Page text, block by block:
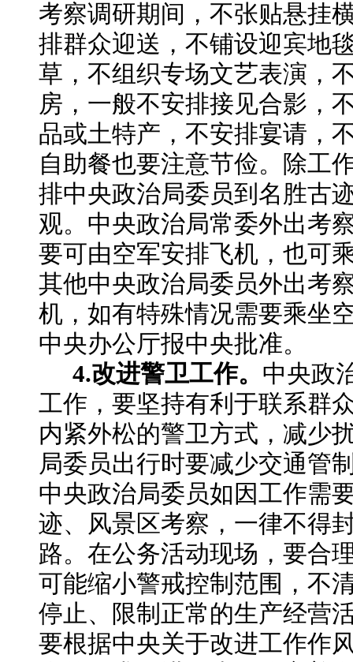
考察调研期间，不张贴悬挂
排群众迎送，不铺设迎宾地
草，不组织专场文艺表演，
房，一般不安排接见合影，
品或土特产，不安排宴请，
自助餐也要注意节俭。除工
排中央政治局委员到名胜古
观。中央政治局常委外出考
要可由空军安排飞机，也可
其他中央政治局委员外出考
机，如有特殊情况需要乘坐
中央办公厅报中央批准。
4.改进警卫工作。 中央政
工作，要坚持有利于联系群
内紧外松的警卫方式，减少
局委员出行时要减少交通管
中央政治局委员如因工作需
迹、风景区考察，一律不得
路。在公务活动现场，要合
可能缩小警戒控制范围，不
停止、限制正常的生产经营
要根据中央关于改进工作作